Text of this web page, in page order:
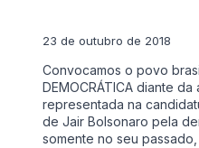
23 de outubro de 2018
Convocamos o povo
DEMOCRÁTICA diante
representada na
de Jair Bolsonaro pela
somente no seu